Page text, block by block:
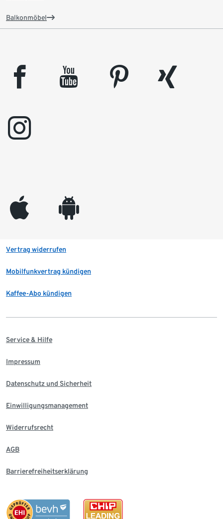
Balkonmöbel
facebook youtube pinterest
xing
instagram
appleinc android
Vertrag widerrufen
Mobilfunkvertrag kündigen
Kaffee-Abo kündigen
Service & Hilfe
Impressum
Datenschutz und Sicherheit
Einwilligungsmanagement
Widerrufsrecht
AGB
Barrierefreiheitserklärung